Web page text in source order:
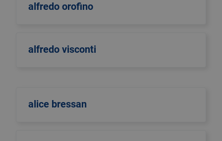
alfredo orofino
alfredo visconti
alice bressan